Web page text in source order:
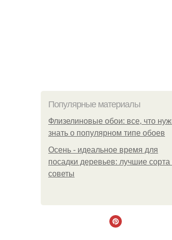
Популярные материалы
Флизелиновые обои: все, что
знать о популярном типе обоев
Осень - идеальное время для
посадки деревьев: лучшие сорта
советы